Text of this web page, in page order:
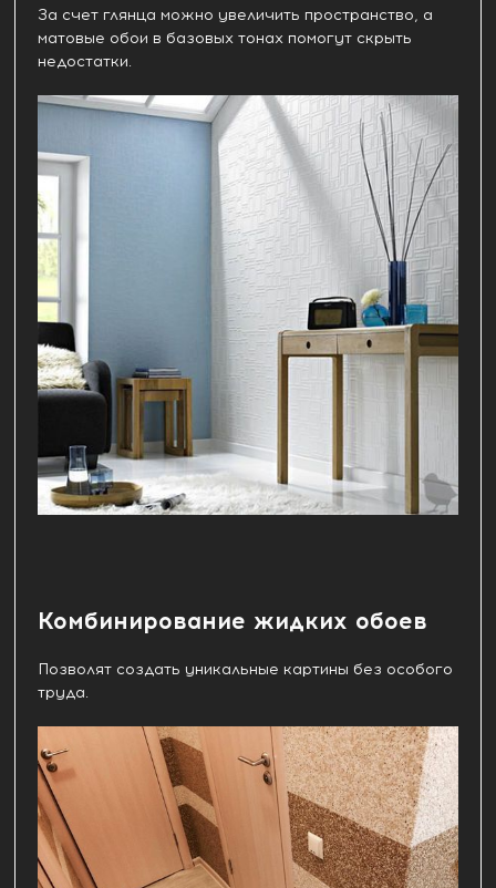
За счет глянца можно увеличить пространство, а
матовые обои в базовых тонах помогут скрыть
недостатки.
Комбинирование жидких обоев
Позволят создать уникальные картины без особого
труда.